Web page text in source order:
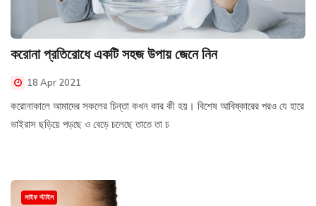
করোনা প্রতিরোধে একটি সহজ উপায় জেনে নিন
18 Apr 2021
করোনাকালে আমাদের সকলের চিন্তা কখন কার কী হয়। বিশেষ আবিষ্কারের পরও যে হারে
ভাইরাস ছড়িয়ে পড়ছে ও বেড়ে চলেছে তাতে তা চ
লাইফ স্টাইল